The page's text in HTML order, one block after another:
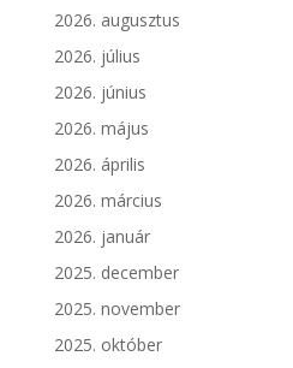
2026. augusztus
2026. július
2026. június
2026. május
2026. április
2026. március
2026. január
2025. december
2025. november
2025. október